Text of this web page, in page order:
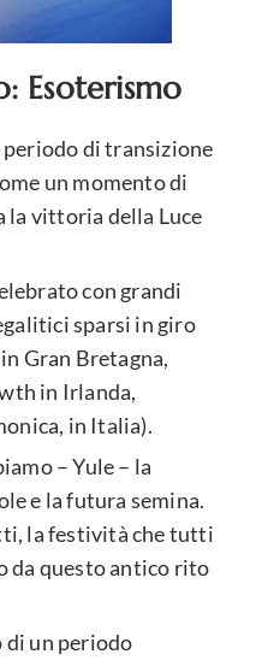
Esoterismo
di transizione
un momento di
la vittoria della Luce
con grandi
sparsi in giro
Gran Bretagna,
in Irlanda,
in Italia).
– Yule – la
e la futura semina.
la festività che tutti
da questo antico rito
di un periodo